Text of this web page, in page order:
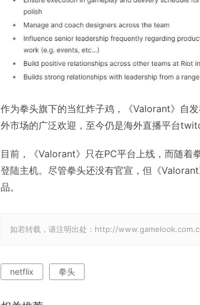
作为拳头旗下的当红炸子鸡，《Valorant》自
外市场的广泛欢迎，至今仍是海外直播平台
目前，《Valorant》只在PC平台上线，而随着
登陆主机。尽管拳头还没有官宣，但《
品。
如若转载，请注明出处：http://
netflix 拳头